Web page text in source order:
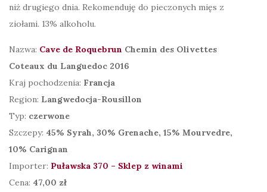
niż drugiego dnia. Rekomenduję do pieczonych mięs z
ziołami. 13% alkoholu.
Nazwa: Cave de Roquebrun Chemin des Olivettes
Coteaux du Languedoc 2016
Kraj pochodzenia: Francja
Region: Langwedocja-Rousillon
Typ: czerwone
Szczepy: 45% Syrah, 30% Grenache, 15% Mourvedre,
10% Carignan
Importer: Puławska 370 – Sklep z winami
Cena: 47,00 zł